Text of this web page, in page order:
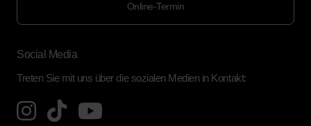
Online-Termin
Social Media
Treten Sie mit uns über die sozialen Medien in Kontakt: